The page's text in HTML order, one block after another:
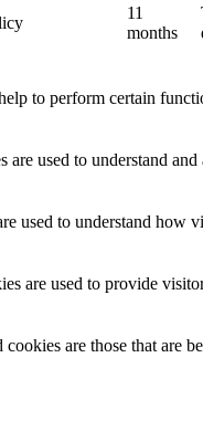
11
months
to perform certain
are used to understand
used to understand how
are used to provide
are those that are